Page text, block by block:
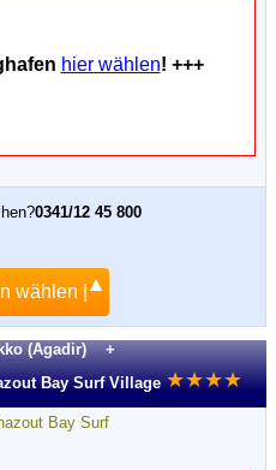
hier wählen! +++
0341/12 45 800
wählen |
(Agadir) +
Bay Surf Village ★★★★